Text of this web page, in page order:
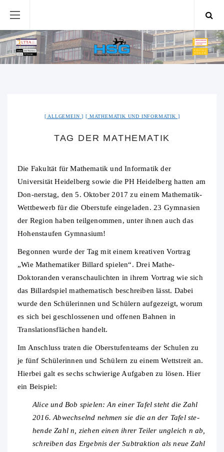
ALLGEMEIN MATHEMATIK UND INFORMATIK
TAG DER MATHEMATIK
Die Fakultät für Mathematik und Informatik der
Universität Heidelberg sowie die PH Heidelberg hatten am
Don-nerstag, den 5. Oktober 2017 zu einem Mathematik-
Wettbewerb für die Oberstufe eingeladen. 23 Gymnasien
der Region haben teilgenommen, unter ihnen auch das
Hohenstaufen Gymnasium!
Begonnen wurde der Tag mit einem kreativen Vortrag
„Wie Mathematiker Billard spielen“. Drei Mathe-
Doktoranden veranschaulichten in ihrem Vortrag wie sich
das Billardspiel mathematisch beschreiben lässt. Dabei
wurde den Schülerinnen und Schülern aufgezeigt, worum
es sich bei geschlossenen und offenen Bahnen in
Translationsflächen handelt.
Im Anschluss traten die Oberstufenteams der Schulen zu
je fünf Schülerinnen und Schülern zu einem Wettstreit an.
Hierbei galt es sechs schwierige Aufgaben zu lösen. Hier
ein Beispiel:
Alice und Bob spielen: An einer Tafel steht die Zahl
2016. Abwechselnd nehmen sie die an der Tafel ste-
hende Zahl n, ziehen einen ihrer Teiler ungleich n ab,
schreiben das Ergebnis der Subtraktion als neue Zahl